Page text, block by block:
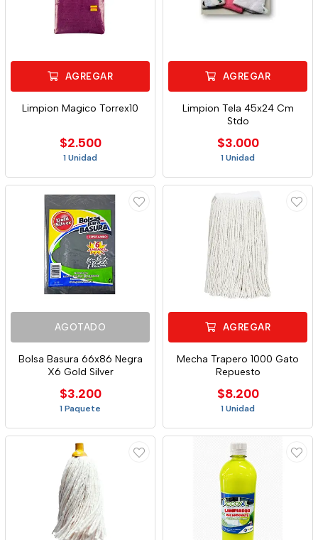
AGREGAR
Limpion Magico Torrex10
$2.500
1 Unidad
AGREGAR
Limpion Tela 45x24 Cm
Stdo
$3.000
1 Unidad
AGOTADO
Bolsa Basura 66x86 Negra
X6 Gold Silver
$3.200
1 Paquete
AGREGAR
Mecha Trapero 1000 Gato
Repuesto
$8.200
1 Unidad